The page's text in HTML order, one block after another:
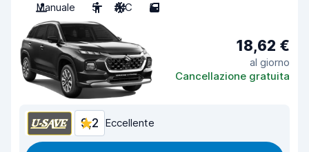
Manuale
5 A/C 5
18,62 €
al giorno
Cancellazione gratuita
9,2 Eccellente